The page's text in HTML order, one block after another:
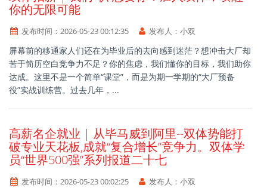
你的无限可能
发布时间： 2026-05-23 00:12:35 发布人： 小双
屏幕前的移通家人们还在为毕业后的去向感到迷茫？想冲击大厂却
苦于简历空白竞争力不足？你的焦虑，我们懂你的目标，我们助你
达成。这里不是一个简单“课堂”，而是为期一学期的“大厂预备
役”实战训练营。过去几年，...
高薪名企就业 | 从毕马威到阿里--双体势能打
破专业天花板,成就“复合增长”竞争力。双体学
员“世界500强”系列报道二十七
发布时间： 2026-05-23 00:02:25 发布人： 小双